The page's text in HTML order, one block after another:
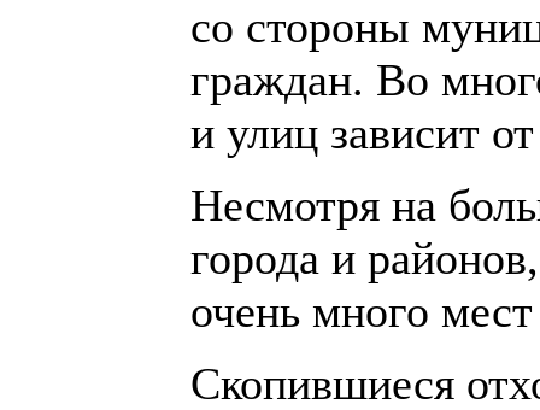
со стороны
граждан. Во
и улиц зависит
Несмотря на
города и
очень много
Скопившиеся